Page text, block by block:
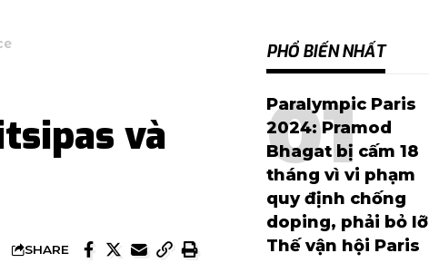
và
SHARE
PHỔ BIẾN NHẤT
Paralympic Paris
2024: Pramod
Bhagat bị cấm 18
tháng vì vi phạm
quy định chống
doping, phải bỏ lỡ
Thế vận hội Paris